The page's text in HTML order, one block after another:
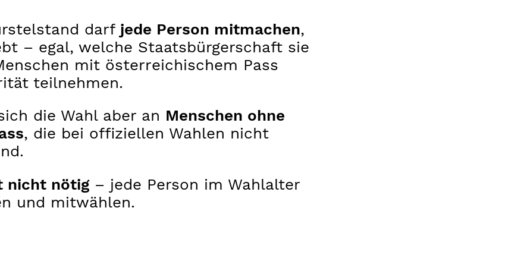
darf jede Person mitmachen,
– egal, welche Staatsbürgerschaft sie
mit österreichischem Pass
teilnehmen.
die Wahl aber an Menschen ohne
, die bei offiziellen Wahlen nicht
nicht nötig– jede Person im Wahlalter
und mitwählen.